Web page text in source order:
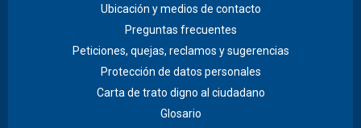
Ubicación y medios de contacto
Preguntas frecuentes
Peticiones, quejas, reclamos y sugerencias
Protección de datos personales
Carta de trato digno al ciudadano
Glosario